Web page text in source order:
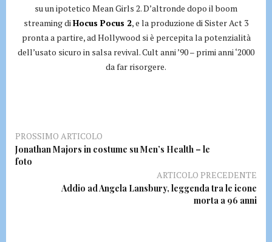
su un ipotetico Mean Girls 2. D’altronde dopo il boom
streaming diHocus Pocus 2, e la produzione di Sister Act 3
pronta a partire, ad Hollywood si è percepita la potenzialità
dell’usato sicuro in salsa revival. Cult anni ’90 – primi anni ‘2000
da far risorgere.
PROSSIMO ARTICOLO
Jonathan Majors in costume su Men’s Health – le
foto
ARTICOLO PRECEDENTE
Addio ad Angela Lansbury, leggenda tra le icone
morta a 96 anni